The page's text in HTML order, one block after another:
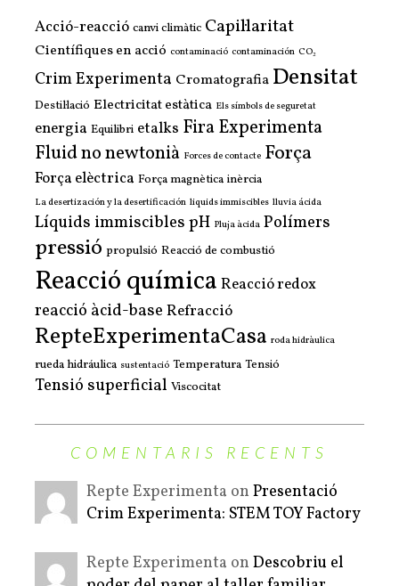
Acció-reacció canvi climàtic Capil·laritat
Científiques en acció contaminació contaminación CO₂
Crim Experimenta Cromatografia Densitat
Destil·lació Electricitat estàtica Els símbols de seguretat
energia Equilibri etalks Fira Experimenta
Fluid no newtonià Forces de contacte Força
Força elèctrica Força magnètica inèrcia
La desertización y la desertificación liquids immiscibles lluvia ácida
Líquids immisciblespH Pluja àcida Polímers
pressió propulsió Reacció de combustió
Reacció química Reacció redox
reacció àcid-base Refracció
RepteExperimentaCasa roda hidràulica
rueda hidráulica sustentació Temperatura Tensió
Tensió superficial Viscocitat
COMENTARIS RECENTS
Repte Experimenta on Presentació
Crim Experimenta: STEM TOY Factory
Repte Experimenta on Descobriu el